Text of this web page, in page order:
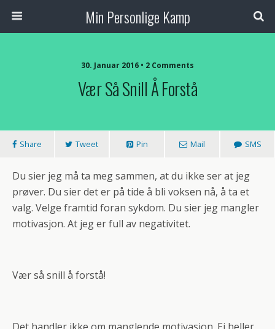
Min Personlige Kamp
30. Januar 2016 • 2 Comments
Vær Så Snill Å Forstå
Share Tweet Pin Mail SMS
Du sier jeg må ta meg sammen, at du ikke ser at jeg
prøver. Du sier det er på tide å bli voksen nå, å ta et
valg. Velge framtid foran sykdom. Du sier jeg mangler
motivasjon. At jeg er full av negativitet.
Vær så snill å forstå!